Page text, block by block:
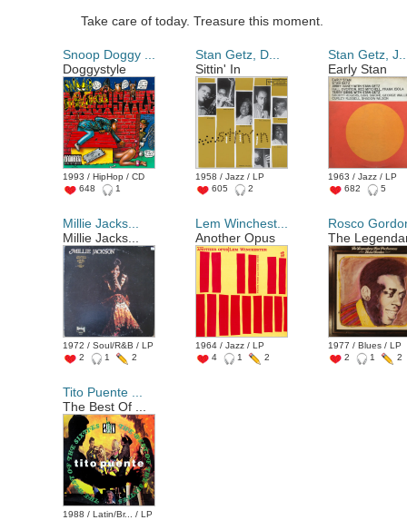
Take care of today. Treasure this moment.
Snoop Doggy ...
Doggystyle
1993 / HipHop / CD
648
1
Stan Getz, D...
Sittin' In
1958 / Jazz / LP
605
2
Stan Getz,
Early Stan
1963 / Jazz / LP
682
5
Millie Jacks...
Millie Jacks...
1972 / Soul/R&B / LP
2
1 2
Lem Winchest...
Another Opus
1964 / Jazz / LP
4
1 2
Rosco
The
1977 / Blues / LP
2
1 2
Tito Puente ...
The Best Of ...
1988 / Latin/Br... / LP